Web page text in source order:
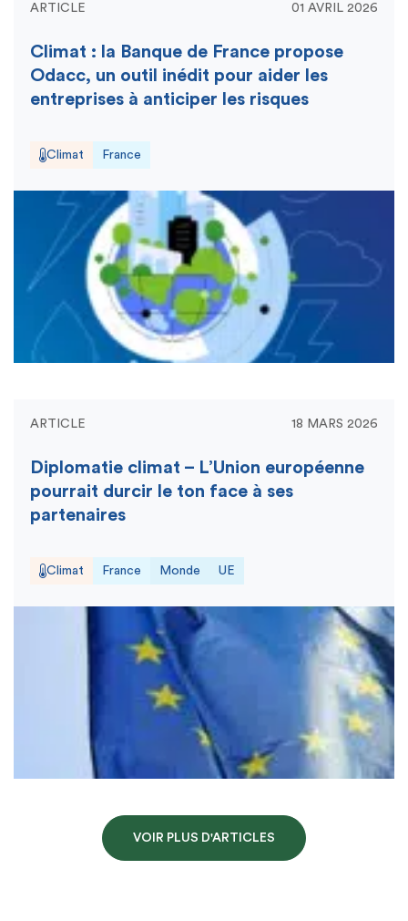
ARTICLE 01 AVRIL 2026
Climat : la Banque de France propose
Odacc, un outil inédit pour aider les
entreprises à anticiper les risques
Climat France
ARTICLE 18 MARS 2026
Diplomatie climat – L’Union européenne
pourrait durcir le ton face à ses
partenaires
Climat France Monde UE
VOIR PLUS D'ARTICLES